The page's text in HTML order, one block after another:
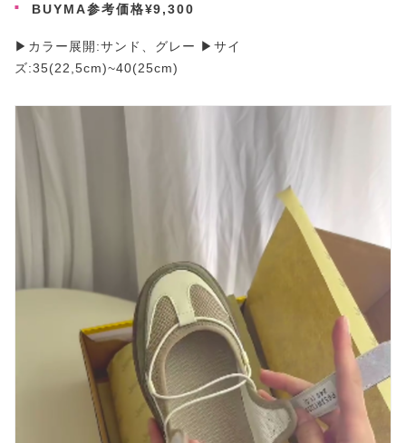
BUYMA参考価格¥9,300
▶カラー展開:サンド、グレー ▶サイ
ズ:35(22,5cm)~40(25cm)